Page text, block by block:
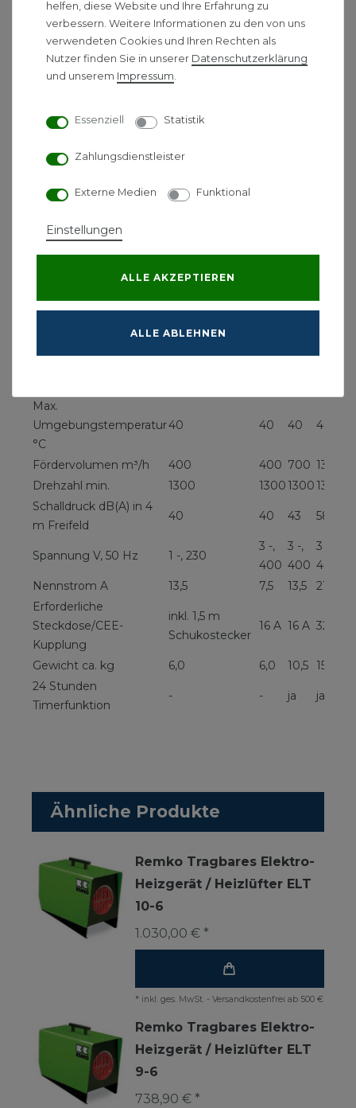
Lager- und Werkstätten, Kirchen, Versammlungs-
räumen.
Vorteile und Merkmale
Wartungs- und Funkstörfrei
3 bzw. 4 Stufenschalter, Ventilator, Heizung
50/100 %
Typ STH 3
0 - 1,5 - 3
0 -
0 -
0 - 5
Max.
Umgebungstemperatur
°C
40 40 40 40
Fördervolumen m³/h 400 400 700 1300
Drehzahl min.
1300 130013001300
Schalldruck dB(A) in 4
m Freifeld
40 40 43 58
Spannung V, 50 Hz 1 -, 230
3 -,
400
3 -,
400
3 -,
400
Nennstrom A
13,5 7,5 13,5
21,7
Erforderliche
Steckdose/CEE-
Kupplung
inkl. 1,5 m
Schukostecker
16 A 16 A 32 A
Gewicht ca. kg 6,0 6,0 10,5 15,5
24 Stunden
Timerfunktion
- - ja ja
Ähnliche Produkte
Remko Tragbares Elektro-
Heizgerät / Heizlüfter ELT
10-6
1.030,00 € *
* inkl. ges. MwSt. - Versandkostenfrei ab 500 €
Remko Tragbares Elektro-
Heizgerät / Heizlüfter ELT
9-6
738,90 € *
helfen, diese Website und Ihre Erfahrung zu
verbessern. Weitere Informationen zu den von uns
verwendeten Cookies und Ihren Rechten als
Nutzer finden Sie in unserer Daten­schutz­erklärung
und unserem Impressum
Essenziell Statistik
Zahlungsdienstleister
Externe Medien Funktional
Einstellungen
ALLE AKZEPTIEREN
ALLE ABLEHNEN